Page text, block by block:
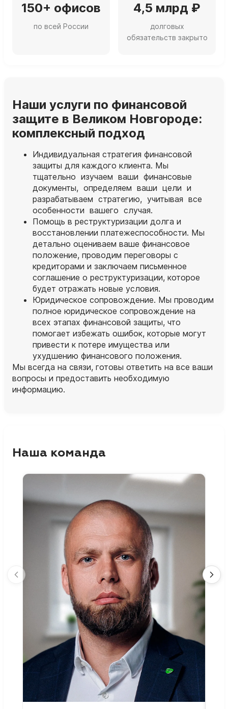
150+ офисов
по всей России
4,5 млрд ₽
долговых
обязательств закрыто
Наши услуги по финансовой
защите в Великом Новгороде:
комплексный подход
Индивидуальная стратегия финансовой
защиты для каждого клиента. Мы
тщательно изучаем ваши финансовые
документы, определяем ваши цели и
разрабатываем стратегию, учитывая все
особенности вашего случая.
Помощь в реструктуризации долга и
восстановлении платежеспособности. Мы
детально оцениваем ваше финансовое
положение, проводим переговоры с
кредиторами и заключаем письменное
соглашение о реструктуризации, которое
будет отражать новые условия.
Юридическое сопровождение. Мы проводим
полное юридическое сопровождение на
всех этапах финансовой защиты, что
помогает избежать ошибок, которые могут
привести к потере имущества или
ухудшению финансового положения.
Мы всегда на связи, готовы ответить на все ваши
вопросы и предоставить необходимую
информацию.
Наша команда